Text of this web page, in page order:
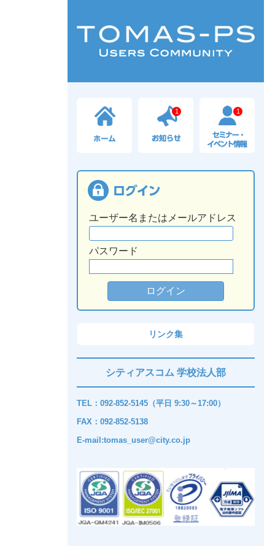
1 1
ユーザー名またはメールアドレス
パスワード
リンク集
シティアスコム 学校法人部
TEL：092-852-5145（平日 9:30～17:00）
FAX：092-852-5138
E-mail:tomas_user@city.co.jp